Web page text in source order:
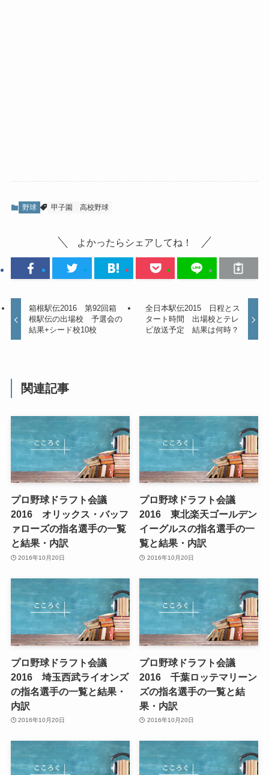
野球 甲子園 高校野球
よかったらシェアしてね！
箱根駅伝2016 第92回箱
根駅伝の出場校 予選会の
結果+シード校10校
全日本駅伝2015 日程とス
タート時間 出場校とテレ
ビ放送予定 結果は何時？
関連記事
プロ野球ドラフト会議
2016 オリックス・バッフ
ァローズの指名選手の一覧
と結果・内訳
2016年10月20日
プロ野球ドラフト会議
2016 東北楽天ゴールデン
イーグルスの指名選手の一
覧と結果・内訳
2016年10月20日
プロ野球ドラフト会議
2016 埼玉西武ライオンズ
の指名選手の一覧と結果・
内訳
2016年10月20日
プロ野球ドラフト会議
2016 千葉ロッテマリーン
ズの指名選手の一覧と結
果・内訳
2016年10月20日